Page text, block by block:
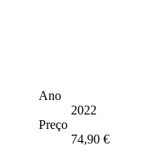
Ano
2022
Preço
74,90 €